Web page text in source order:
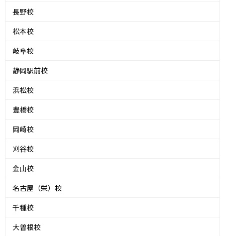
長野校
松本校
岐阜校
静岡駅前校
浜松校
豊橋校
岡崎校
刈谷校
金山校
名古屋（栄）校
千種校
大曽根校